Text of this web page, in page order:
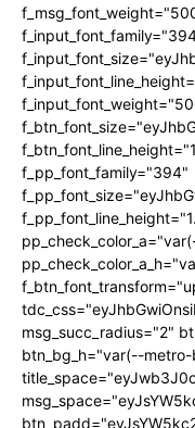
f_pp_font_family="394"
msg_succ_radius="2"
btn_bg_h="var(--